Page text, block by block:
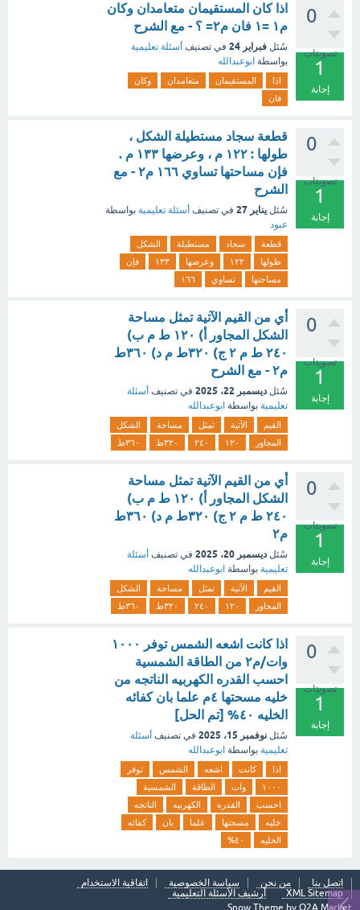
0
تصويتات
1
إجابة
اذا كان المستقيمان متعامدان وكان
م١ =١ فان م٢= ؟ - مع الشرح
سُئل فبراير 24 في تصنيف أسئلة تعليمية
بواسطة ابوعبدالله
اذا المستقيمان متعامدان
وكان
فان
0
تصويتات
1
إجابة
قطعة سجاد مستطيلة الشكل ،
طولها : ١٢٢ م ، وعرضها ١٣٣ م .
فإن مساحتها تساوي ١٦٦ م٢ - مع
الشرح
سُئل يناير 27 في تصنيف أسئلة تعليمية بواسطة
عبود
قطعة سجاد مستطيلة
الشكل
طولها
١٢٢ وعرضها ١٣٣
فإن
مساحتها
تساوي ١٦٦
0
تصويتات
1
إجابة
أي من القيم الآتية تمثل مساحة
الشكل المجاور أ) ١٢٠ ط م ب)
٢٤٠ ط م ٢ ج) ۳۲۰ط م د) ٣٦٠ط
م٢ - مع الشرح
سُئل ديسمبر 22، 2025 في تصنيف أسئلة
تعليمية بواسطة ابوعبدالله
القيم الآتية تمثل مساحة
الشكل
المجاور
١٢٠ ٢٤٠ ۳۲۰ط ٣٦٠ط
0
تصويتات
1
إجابة
أي من القيم الآتية تمثل مساحة
الشكل المجاور أ) ١٢٠ ط م ب)
٢٤٠ ط م ٢ ج) ۳۲۰ط م د) ٣٦٠ط
م٢
سُئل ديسمبر 20، 2025 في تصنيف أسئلة
تعليمية بواسطة ابوعبدالله
القيم الآتية تمثل مساحة
الشكل
المجاور
١٢٠ ٢٤٠ ۳۲۰ط ٣٦٠ط
0
تصويتات
1
إجابة
اذا كانت اشعه الشمس توفر ١٠٠٠
وات/م٢ من الطاقة الشمسية
احسب القدره الكهربيه الناتجه من
خليه مسحتها ٤م علما بان كفائه
الخليه ٤٠% [تم الحل]
سُئل نوفمبر 15، 2025 في تصنيف أسئلة
تعليمية بواسطة ابوعبدالله
اذا كانت اشعه الشمس
توفر
١٠٠٠
وات الطاقة
الشمسية
احسب
القدره الكهربيه
الناتجه
خليه
مسحتها علما بان
كفائه
الخليه
٤٠%
اتصل بنا من نحن سياسة الخصوصية
اتفاقية الاستخدام
XML Sitemap
أرشيف الأسئلة التعليمية